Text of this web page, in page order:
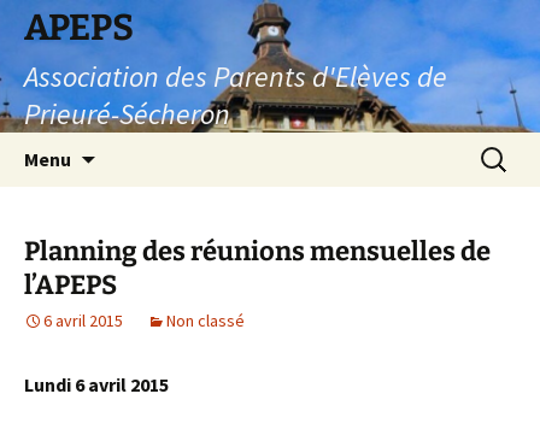
Aller
contenu
APEPS
Association des Parents d'Elèves de
Prieuré-Sécheron
Menu
Planning des réunions mensuelles de
l’APEPS
6 avril 2015 Non classé
Lundi 6 avril 2015